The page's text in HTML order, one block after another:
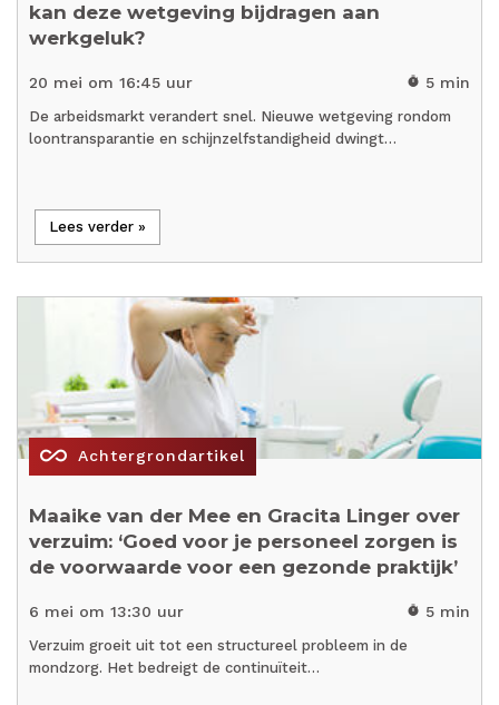
kan deze wetgeving bijdragen aan
werkgeluk?
20 mei om 16:45 uur timer 5 min
De arbeidsmarkt verandert snel. Nieuwe wetgeving rondom
loontransparantie en schijnzelfstandigheid dwingt…
Lees verder »
all_inclusive Achtergrondartikel
Maaike van der Mee en Gracita Linger over
verzuim: ‘Goed voor je personeel zorgen is
de voorwaarde voor een gezonde praktijk’
6 mei om 13:30 uur timer 5 min
Verzuim groeit uit tot een structureel probleem in de
mondzorg. Het bedreigt de continuïteit…